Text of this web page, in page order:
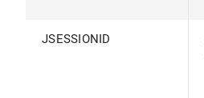
JSESSIONID